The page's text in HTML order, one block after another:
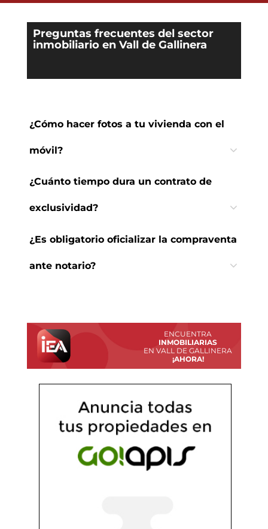
Preguntas frecuentes del sector
inmobiliario en Vall de Gallinera
¿Cómo hacer fotos a tu vivienda con el
móvil?
¿Cuánto tiempo dura un contrato de
exclusividad?
¿Es obligatorio oficializar la compraventa
ante notario?
ENCUENTRA
INMOBILIARIAS
EN VALL DE GALLINERA
¡AHORA!